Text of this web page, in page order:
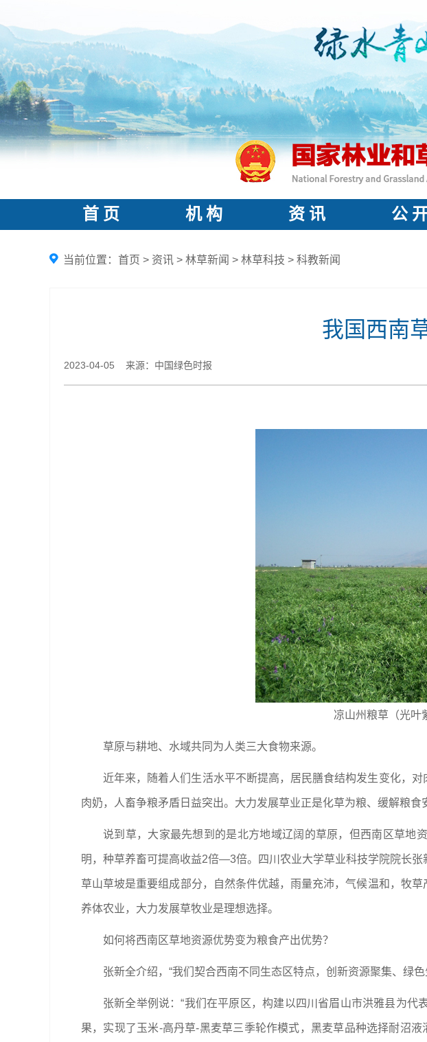
首 页 机 构 资 讯 公
当前位置： 首页 > 资讯 > 林草新闻 > 林草科技 > 科教新闻
我国西南
2023-04-05 来源：中国绿色时报
凉山州粮草（光叶
草原与耕地、水域共同为人类三大食物来源。
近年来，随着人们生活水平不断提高，居民膳食结构发生变化，
肉奶，人畜争粮矛盾日益突出。大力发展草业正是化草为粮、缓解粮食
说到草，大家最先想到的是北方地域辽阔的草原，但西南区草地
明，种草养畜可提高收益2倍—3倍。四川农业大学草业科技学院院长
草山草坡是重要组成部分，自然条件优越，雨量充沛，气候温和，牧
养体农业，大力发展草牧业是理想选择。
如何将西南区草地资源优势变为粮食产出优势？
张新全介绍，“我们契合西南不同生态区特点，创新资源聚集、绿
张新全举例说：“我们在平原区，构建以四川省眉山市洪雅县为代
果，实现了玉米-高丹草-黑麦草三季轮作模式，黑麦草品种选择耐沼